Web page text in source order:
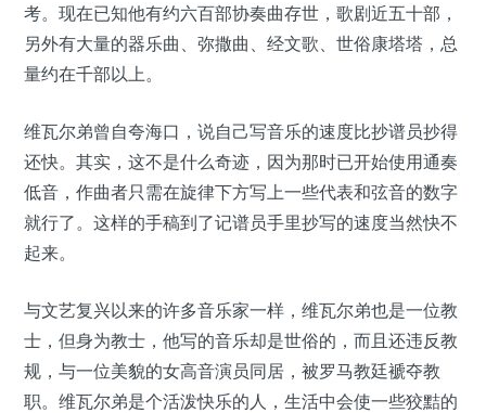
考。现在已知他有约六百部协奏曲存世，歌剧近五十部，
另外有大量的器乐曲、弥撒曲、经文歌、世俗康塔塔，总
量约在千部以上。
维瓦尔弟曾自夸海口，说自己写音乐的速度比抄谱员抄得
还快。其实，这不是什么奇迹，因为那时已开始使用通奏
低音，作曲者只需在旋律下方写上一些代表和弦音的数字
就行了。这样的手稿到了记谱员手里抄写的速度当然快不
起来。
与文艺复兴以来的许多音乐家一样，维瓦尔弟也是一位教
士，但身为教士，他写的音乐却是世俗的，而且还违反教
规，与一位美貌的女高音演员同居，被罗马教廷褫夺教
职。维瓦尔弟是个活泼快乐的人，生活中会使一些狡黠的